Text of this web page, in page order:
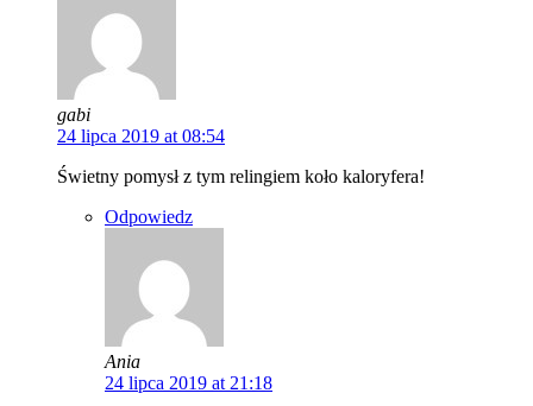
gabi
24 lipca 2019 at 08:54
Świetny pomysł z tym relingiem koło kaloryfera!
Odpowiedz
Ania
24 lipca 2019 at 21:18